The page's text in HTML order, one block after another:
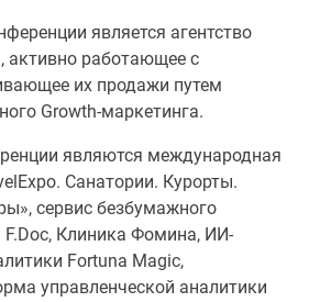
является агентство
активно работающее с
их продажи путем
Growth-маркетинга.
являются международная
Санатории. Курорты.
сервис безбумажного
Клиника Фомина, ИИ-
Fortuna Magic,
управленческой аналитики